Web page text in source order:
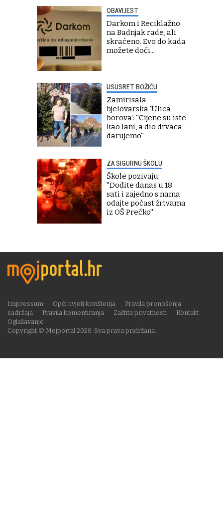
OBAVIJEST
Darkom i Reciklažno
na Badnjak rade, ali
skraćeno. Evo do kada
možete doći...
USUSRET BOŽIĆU
Zamirisala
bjelovarska 'Ulica
borova': ''Cijene su iste
kao lani, a dio drvaca
darujemo''
ZA SIGURNU ŠKOLU
Škole pozivaju:
''Dođite danas u 18
sati i zajedno s nama
odajte počast žrtvama
iz OŠ Prečko''
Copyright © Mojportal 2020. Sva prava pridržana.
Impressum Opći uvjeti korištenja
Pravila prenošenja
sadržaja
Pravila komentiranja Zaštita privatnosti
Kontakt
Oglašavanje